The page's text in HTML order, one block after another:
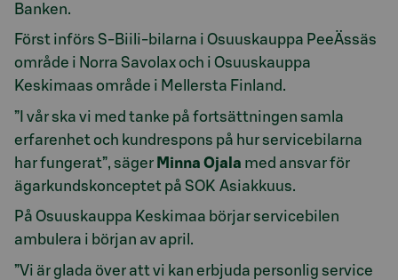
Banken.
Först införs S-Biili-bilarna i Osuuskauppa PeeÄssäs
område i Norra Savolax och i Osuuskauppa
Keskimaas område i Mellersta Finland.
”I vår ska vi med tanke på fortsättningen samla
erfarenhet och kundrespons på hur servicebilarna
har fungerat”, säger Minna Ojala med ansvar för
ägarkundskonceptet på SOK Asiakkuus.
På Osuuskauppa Keskimaa börjar servicebilen
ambulera i början av april.
”Vi är glada över att vi kan erbjuda personlig service